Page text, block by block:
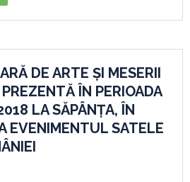
DE ARTE ȘI MESERII
ÎN PERIOADA
LA SĂPÂNŢA, ÎN
EVENIMENTUL SATELE